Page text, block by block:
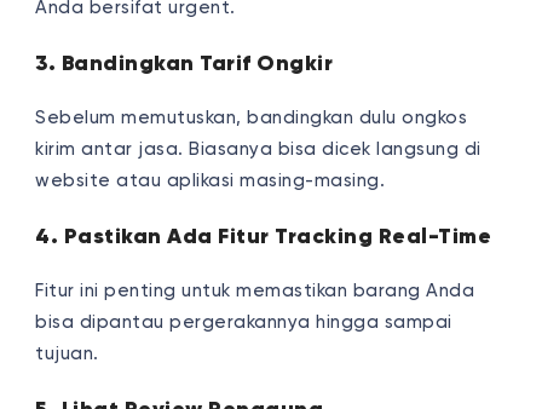
Anda bersifat urgent.
3. Bandingkan Tarif Ongkir
Sebelum memutuskan, bandingkan dulu ongkos
kirim antar jasa. Biasanya bisa dicek langsung di
website atau aplikasi masing-masing.
4. Pastikan Ada Fitur Tracking Real-Time
Fitur ini penting untuk memastikan barang Anda
bisa dipantau pergerakannya hingga sampai
tujuan.